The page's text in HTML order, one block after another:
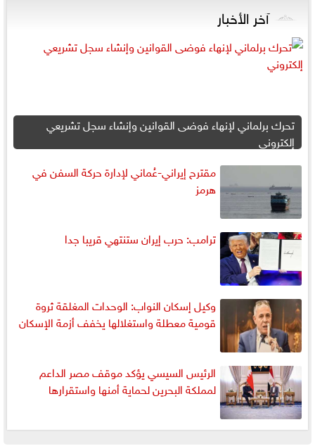
آخر الأخبار
تحرك برلماني لإنهاء فوضى القوانين وإنشاء سجل تشريعي
إلكتروني
مقترح إيراني-عُماني لإدارة حركة السفن في
هرمز
ترامب: حرب إيران ستنتهي قريبا جدا
وكيل إسكان النواب: الوحدات المغلقة ثروة
قومية معطلة واستغلالها يخفف أزمة الإسكان
الرئيس السيسي يؤكد موقف مصر الداعم
لمملكة البحرين لحماية أمنها واستقرارها